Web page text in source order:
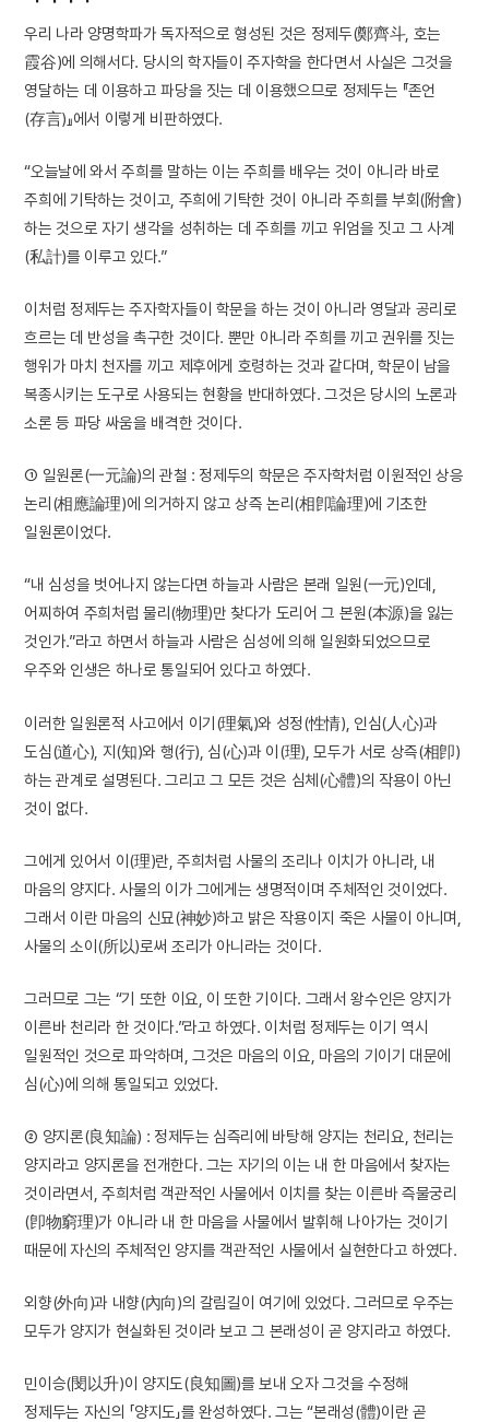
우리 나라 양명학파가 독자적으로 형성된 것은 정제두(鄭齊斗, 호는
霞谷)에 의해서다. 당시의 학자들이 주자학을 한다면서 사실은 그것을
영달하는 데 이용하고 파당을 짓는 데 이용했으므로 정제두는 『존언
(存言)』에서 이렇게 비판하였다.
“오늘날에 와서 주희를 말하는 이는 주희를 배우는 것이 아니라 바로
주희에 기탁하는 것이고, 주희에 기탁한 것이 아니라 주희를 부회(附會)
하는 것으로 자기 생각을 성취하는 데 주희를 끼고 위엄을 짓고 그 사계
(私計)를 이루고 있다.”
이처럼 정제두는 주자학자들이 학문을 하는 것이 아니라 영달과 공리로
흐르는 데 반성을 촉구한 것이다. 뿐만 아니라 주희를 끼고 권위를 짓는
행위가 마치 천자를 끼고 제후에게 호령하는 것과 같다며, 학문이 남을
복종시키는 도구로 사용되는 현황을 반대하였다. 그것은 당시의 노론과
소론 등 파당 싸움을 배격한 것이다.
① 일원론(一元論)의 관철 : 정제두의 학문은 주자학처럼 이원적인 상응
논리(相應論理)에 의거하지 않고 상즉 논리(相卽論理)에 기초한
일원론이었다.
“내 심성을 벗어나지 않는다면 하늘과 사람은 본래 일원(一元)인데,
어찌하여 주희처럼 물리(物理)만 찾다가 도리어 그 본원(本源)을 잃는
것인가.”라고 하면서 하늘과 사람은 심성에 의해 일원화되었으므로
우주와 인생은 하나로 통일되어 있다고 하였다.
이러한 일원론적 사고에서 이기(理氣)와 성정(性情), 인심(人心)과
도심(道心), 지(知)와 행(行), 심(心)과 이(理), 모두가 서로 상즉(相卽)
하는 관계로 설명된다. 그리고 그 모든 것은 심체(心體)의 작용이 아닌
것이 없다.
그에게 있어서 이(理)란, 주희처럼 사물의 조리나 이치가 아니라, 내
마음의 양지다. 사물의 이가 그에게는 생명적이며 주체적인 것이었다.
그래서 이란 마음의 신묘(神妙)하고 밝은 작용이지 죽은 사물이 아니며,
사물의 소이(所以)로써 조리가 아니라는 것이다.
그러므로 그는 “기 또한 이요, 이 또한 기이다. 그래서 왕수인은 양지가
이른바 천리라 한 것이다.”라고 하였다. 이처럼 정제두는 이기 역시
일원적인 것으로 파악하며, 그것은 마음의 이요, 마음의 기이기 대문에
심(心)에 의해 통일되고 있었다.
② 양지론(良知論) : 정제두는 심즉리에 바탕해 양지는 천리요, 천리는
양지라고 양지론을 전개한다. 그는 자기의 이는 내 한 마음에서 찾자는
것이라면서, 주희처럼 객관적인 사물에서 이치를 찾는 이른바 즉물궁리
(卽物窮理)가 아니라 내 한 마음을 사물에서 발휘해 나아가는 것이기
때문에 자신의 주체적인 양지를 객관적인 사물에서 실현한다고 하였다.
외향(外向)과 내향(內向)의 갈림길이 여기에 있었다. 그러므로 우주는
모두가 양지가 현실화된 것이라 보고 그 본래성이 곧 양지라고 하였다.
민이승(閔以升)이 양지도(良知圖)를 보내 오자 그것을 수정해
정제두는 자신의 「양지도」를 완성하였다. 그는 “본래성(體)이란 곧